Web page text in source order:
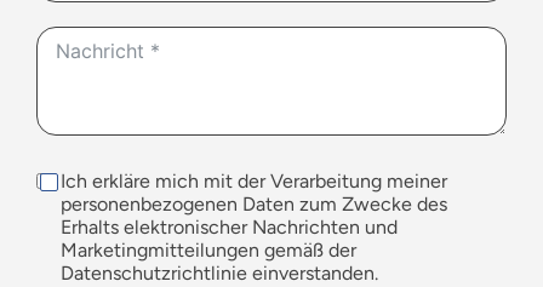
Ich erkläre mich mit der Verarbeitung meiner
personenbezogenen Daten zum Zwecke des
Erhalts elektronischer Nachrichten und
Marketingmitteilungen gemäß der
Datenschutzrichtlinie einverstanden.